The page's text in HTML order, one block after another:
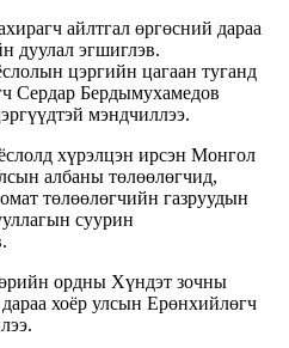
айлтгал өргөсний дараа
дуулал эгшиглэв.
цэргийн цагаан туганд
Сердар Бердымухамедов
мэндчиллээ.
хүрэлцэн ирсэн Монгол
албаны төлөөлөгчид,
төлөөлөгчийн газруудын
суурин
ордны Хүндэт зочны
хоёр улсын Ерөнхийлөгч